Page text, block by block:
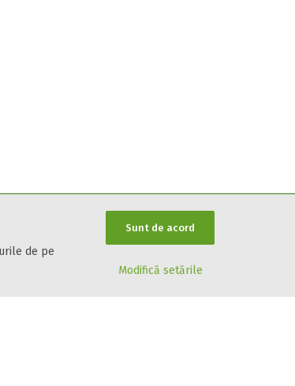
de pe
Sunt de acord
Modifică setările